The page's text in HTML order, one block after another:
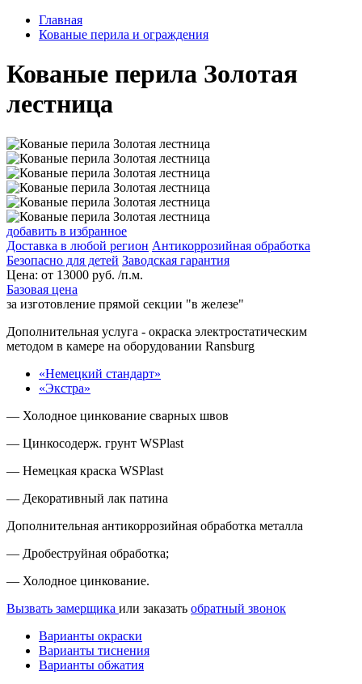
Главная
Кованые перила и ограждения
Кованые перила Золотая
лестница
добавить в избранное
Доставка в любой регион Антикоррозийная обработка
Безопасно для детей Заводская гарантия
Цена: от 13000 руб. /п.м.
Базовая цена
за изготовление прямой секции "в железе"
Дополнительная услуга - окраска электростатическим
методом в камере на оборудовании Ransburg
«Немецкий стандарт»
«Экстра»
— Холодное цинкование сварных швов
— Цинкосодерж. грунт WSPlast
— Немецкая краска WSPlast
— Декоративный лак патина
Дополнительная антикоррозийная обработка металла
— Дробеструйная обработка;
— Холодное цинкование.
Вызвать замерщика или заказать обратный звонок
Варианты окраски
Варианты тиснения
Варианты обжатия